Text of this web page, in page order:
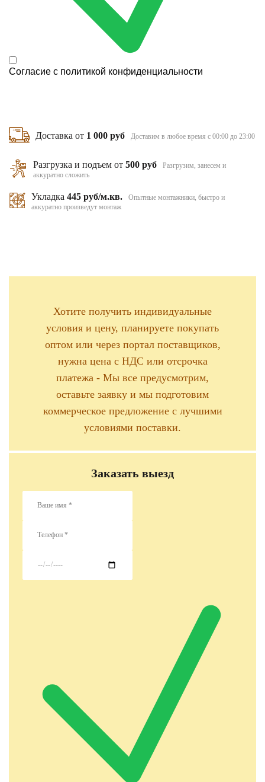
Согласие с политикой конфиденциальности
Доставка от 1 000 руб Доставим в любое время с 00:00 до 23:00
Разгрузка и подъем от500 руб
Разгрузим, занесем и
аккуратно сложить
Укладка 445 руб/м.кв.
Опытные монтажники, быстро и
аккуратно произведут монтаж
Хотите получить индивидуальные
условия и цену, планируете покупать
оптом или через портал поставщиков,
нужна цена с НДС или отсрочка
платежа - Мы все предусмотрим,
оставьте заявку и мы подготовим
коммерческое предложение с лучшими
условиями поставки.
Заказать выезд